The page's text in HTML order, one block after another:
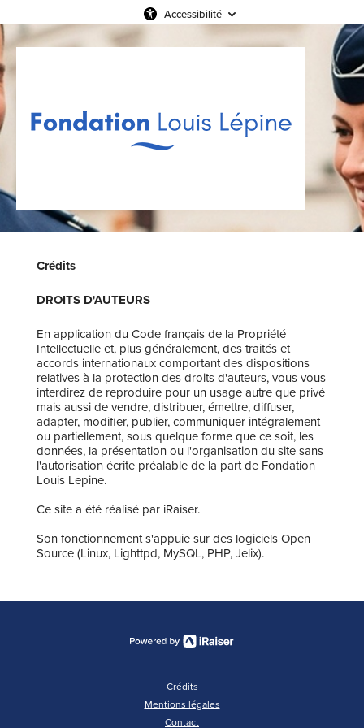
Accessibilité
Crédits
DROITS D'AUTEURS
En application du Code français de la Propriété
Intellectuelle et, plus généralement, des traités et
accords internationaux comportant des dispositions
relatives à la protection des droits d'auteurs, vous vous
interdirez de reproduire pour un usage autre que privé
mais aussi de vendre, distribuer, émettre, diffuser,
adapter, modifier, publier, communiquer intégralement
ou partiellement, sous quelque forme que ce soit, les
données, la présentation ou l'organisation du site sans
l'autorisation écrite préalable de la part de Fondation
Louis Lepine.
Ce site a été réalisé par iRaiser.
Son fonctionnement s'appuie sur des logiciels Open
Source (Linux, Lighttpd, MySQL, PHP, Jelix).
Crédits
Mentions légales
Contact